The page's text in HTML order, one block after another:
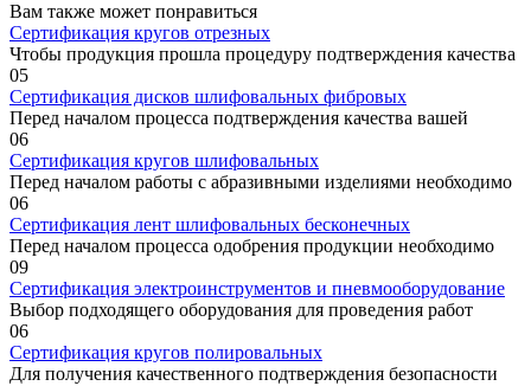
Вам также может понравиться
Сертификация кругов отрезных
Чтобы продукция прошла процедуру подтверждения качества
05
Сертификация дисков шлифовальных фибровых
Перед началом процесса подтверждения качества вашей
06
Сертификация кругов шлифовальных
Перед началом работы с абразивными изделиями необходимо
06
Сертификация лент шлифовальных бесконечных
Перед началом процесса одобрения продукции необходимо
09
Сертификация электроинструментов и пневмооборудование
Выбор подходящего оборудования для проведения работ
06
Сертификация кругов полировальных
Для получения качественного подтверждения безопасности